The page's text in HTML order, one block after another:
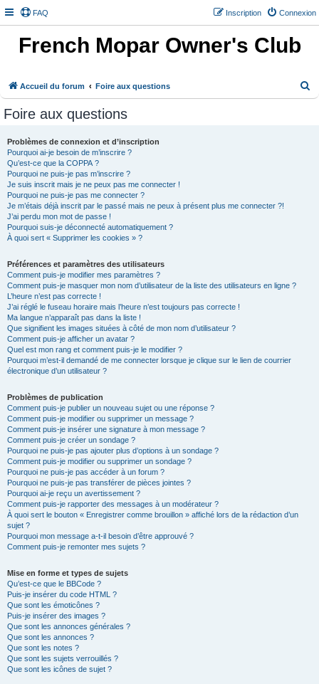
FAQ Connexion
Inscription
French Mopar Owner's Club
Accueil du forum Foire aux questions
Foire aux questions
Problèmes de connexion et d’inscription
Pourquoi ai-je besoin de m’inscrire ?
Qu’est-ce que la COPPA ?
Pourquoi ne puis-je pas m’inscrire ?
Je suis inscrit mais je ne peux pas me connecter !
Pourquoi ne puis-je pas me connecter ?
Je m’étais déjà inscrit par le passé mais ne peux à présent plus me connecter ?!
J’ai perdu mon mot de passe !
Pourquoi suis-je déconnecté automatiquement ?
À quoi sert « Supprimer les cookies » ?
Préférences et paramètres des utilisateurs
Comment puis-je modifier mes paramètres ?
Comment puis-je masquer mon nom d’utilisateur de la liste des utilisateurs en ligne ?
L’heure n’est pas correcte !
J’ai réglé le fuseau horaire mais l’heure n’est toujours pas correcte !
Ma langue n’apparaît pas dans la liste !
Que signifient les images situées à côté de mon nom d’utilisateur ?
Comment puis-je afficher un avatar ?
Quel est mon rang et comment puis-je le modifier ?
Pourquoi m’est-il demandé de me connecter lorsque je clique sur le lien de courrier
électronique d’un utilisateur ?
Problèmes de publication
Comment puis-je publier un nouveau sujet ou une réponse ?
Comment puis-je modifier ou supprimer un message ?
Comment puis-je insérer une signature à mon message ?
Comment puis-je créer un sondage ?
Pourquoi ne puis-je pas ajouter plus d’options à un sondage ?
Comment puis-je modifier ou supprimer un sondage ?
Pourquoi ne puis-je pas accéder à un forum ?
Pourquoi ne puis-je pas transférer de pièces jointes ?
Pourquoi ai-je reçu un avertissement ?
Comment puis-je rapporter des messages à un modérateur ?
À quoi sert le bouton « Enregistrer comme brouillon » affiché lors de la rédaction d’un
sujet ?
Pourquoi mon message a-t-il besoin d’être approuvé ?
Comment puis-je remonter mes sujets ?
Mise en forme et types de sujets
Qu’est-ce que le BBCode ?
Puis-je insérer du code HTML ?
Que sont les émoticônes ?
Puis-je insérer des images ?
Que sont les annonces générales ?
Que sont les annonces ?
Que sont les notes ?
Que sont les sujets verrouillés ?
Que sont les icônes de sujet ?